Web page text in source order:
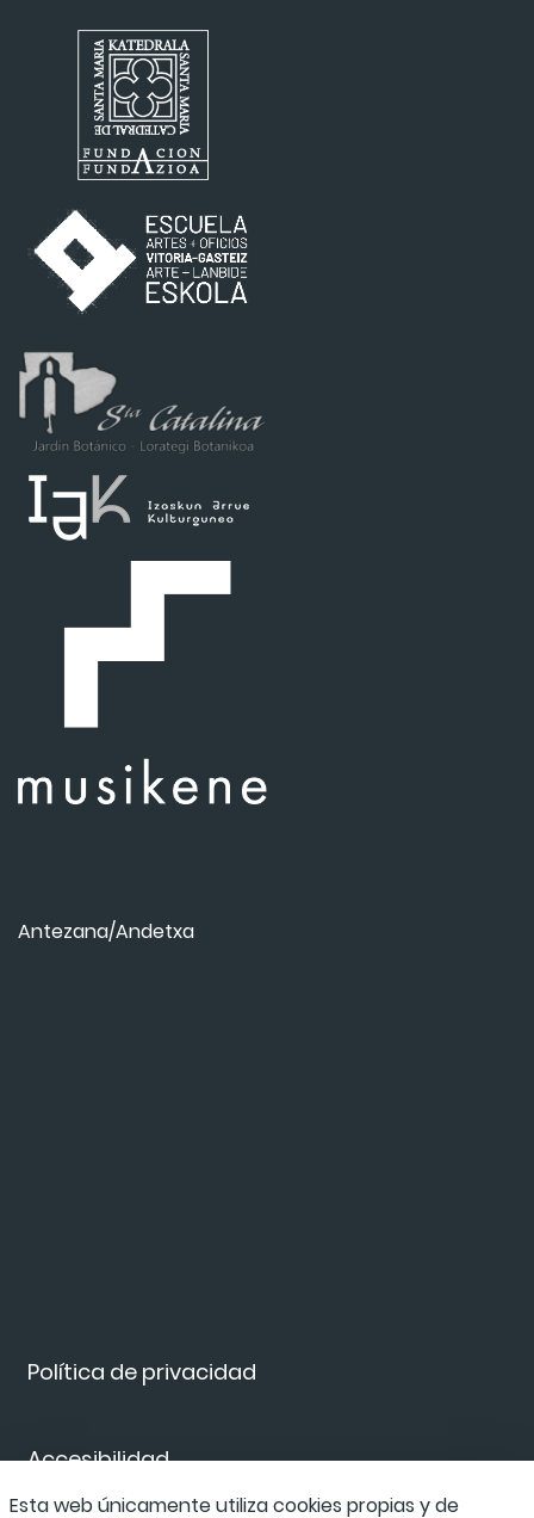
Política de privacidad
Accesibilidad
Antezana/Andetxa
Esta web únicamente utiliza cookies propias y de